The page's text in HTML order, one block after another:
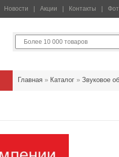
Новости Акции Контакты
Главная » Каталог » Звуковое